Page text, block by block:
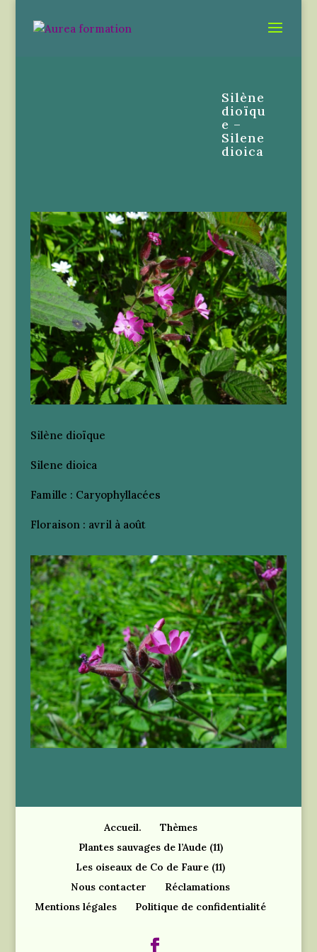
Silène
dioïqu
e –
Silene
dioica
Silène dioïque
Silene dioica
Famille : Caryophyllacées
Floraison : avril à août
Accueil.
Thèmes
Plantes sauvages de l’Aude (11)
Les oiseaux de Co de Faure (11)
Nous contacter
Réclamations
Mentions légales
Politique de confidentialité